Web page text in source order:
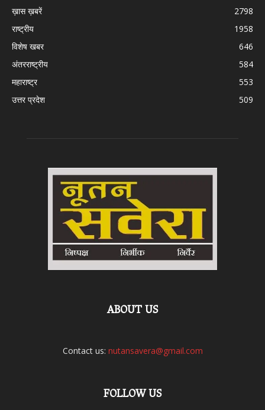
ख़ास ख़बरें
2798
राष्ट्रीय
1958
विशेष खबर
646
अंतरराष्ट्रीय
584
महाराष्ट्र
553
उत्तर प्रदेश
509
ABOUT US
Contact us: nutansavera@gmail.com
FOLLOW US